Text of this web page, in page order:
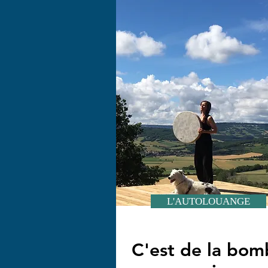
L'AUTOLOUANGE
C'est de la